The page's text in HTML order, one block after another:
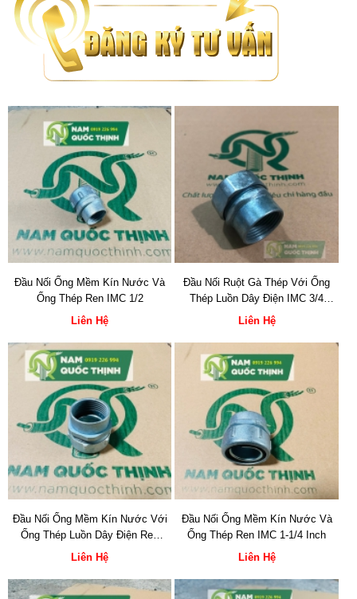
Đầu Nối Ống Mềm Kín Nước Và
Ống Thép Ren IMC 1/2
Liên Hệ
Đầu Nối Ruột Gà Thép Với Ống
Thép Luồn Dây Điện IMC 3/4
Inch
Liên Hệ
Đầu Nối Ống Mềm Kín Nước Với
Ống Thép Luồn Dây Điện Ren
IMC 1 Inch
Liên Hệ
Đầu Nối Ống Mềm Kín Nước Và
Ống Thép Ren IMC 1-1/4 Inch
Liên Hệ